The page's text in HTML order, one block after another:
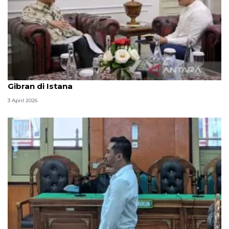
Seskab Teddy silaturahmi Idul Fitri ke Wapres
Gibran di Istana
3 April 2026